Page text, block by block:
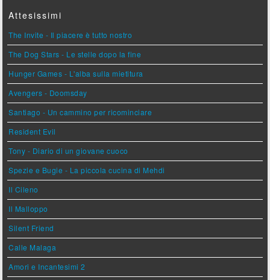
Attesissimi
The Invite - Il piacere è tutto nostro
The Dog Stars - Le stelle dopo la fine
Hunger Games - L'alba sulla mietitura
Avengers - Doomsday
Santiago - Un cammino per ricominciare
Resident Evil
Tony - Diario di un giovane cuoco
Spezie e Bugie - La piccola cucina di Mehdi
Il Cileno
Il Malloppo
Silent Friend
Calle Malaga
Amori e Incantesimi 2